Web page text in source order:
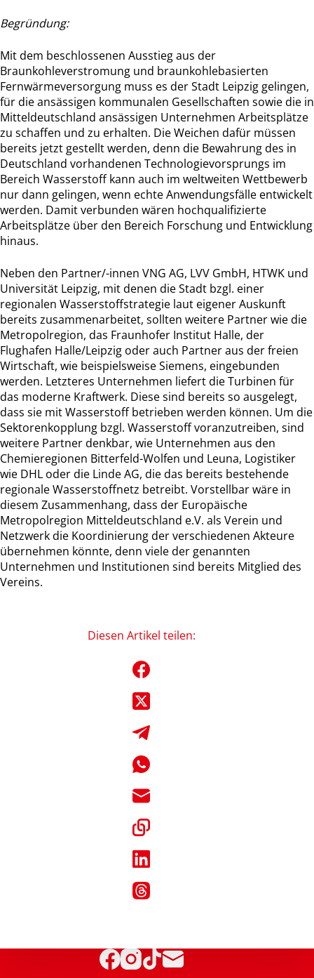
Begründung:
Mit dem beschlossenen Ausstieg aus der
Braunkohleverstromung und braunkohlebasierten
Fernwärmeversorgung muss es der Stadt Leipzig gelingen,
für die ansässigen kommunalen Gesellschaften sowie die in
Mitteldeutschland ansässigen Unternehmen Arbeitsplätze
zu schaffen und zu erhalten. Die Weichen dafür müssen
bereits jetzt gestellt werden, denn die Bewahrung des in
Deutschland vorhandenen Technologievorsprungs im
Bereich Wasserstoff kann auch im weltweiten Wettbewerb
nur dann gelingen, wenn echte Anwendungsfälle entwickelt
werden. Damit verbunden wären hochqualifizierte
Arbeitsplätze über den Bereich Forschung und Entwicklung
hinaus.
Neben den Partner/-innen VNG AG, LVV GmbH, HTWK und
Universität Leipzig, mit denen die Stadt bzgl. einer
regionalen Wasserstoffstrategie laut eigener Auskunft
bereits zusammenarbeitet, sollten weitere Partner wie die
Metropolregion, das Fraunhofer Institut Halle, der
Flughafen Halle/Leipzig oder auch Partner aus der freien
Wirtschaft, wie beispielsweise Siemens, eingebunden
werden. Letzteres Unternehmen liefert die Turbinen für
das moderne Kraftwerk. Diese sind bereits so ausgelegt,
dass sie mit Wasserstoff betrieben werden können. Um die
Sektorenkopplung bzgl. Wasserstoff voranzutreiben, sind
weitere Partner denkbar, wie Unternehmen aus den
Chemieregionen Bitterfeld-Wolfen und Leuna, Logistiker
wie DHL oder die Linde AG, die das bereits bestehende
regionale Wasserstoffnetz betreibt. Vorstellbar wäre in
diesem Zusammenhang, dass der Europäische
Metropolregion Mitteldeutschland e.V. als Verein und
Netzwerk die Koordinierung der verschiedenen Akteure
übernehmen könnte, denn viele der genannten
Unternehmen und Institutionen sind bereits Mitglied des
Vereins.
Diesen Artikel teilen: